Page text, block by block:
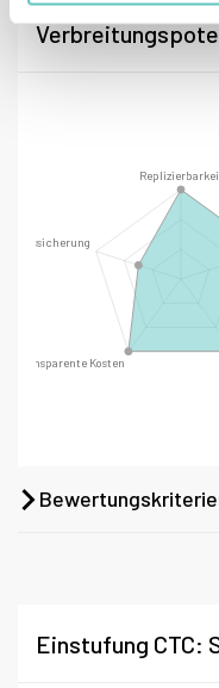
Einstufung CTC: